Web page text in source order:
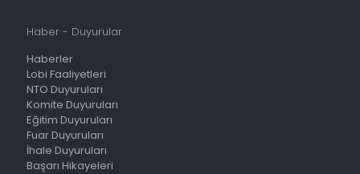
Haber - Duyurular
Haberler
Lobi Faaliyetleri
NTO Duyuruları
Komite Duyuruları
Eğitim Duyuruları
Fuar Duyuruları
İhale Duyuruları
Başarı Hikayeleri